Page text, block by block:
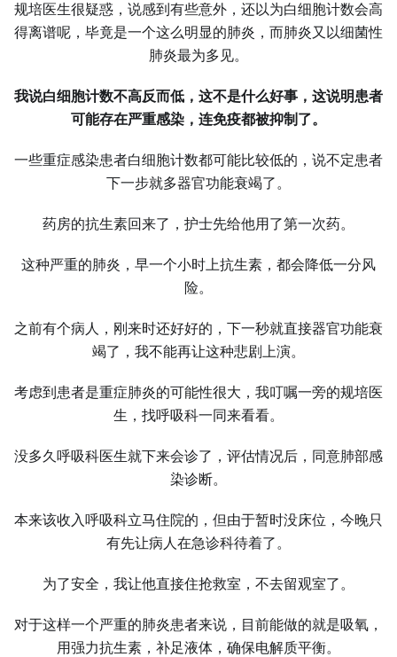
规培医生很疑惑，说感到有些意外，还以为白细胞计数会高
得离谱呢，毕竟是一个这么明显的肺炎，而肺炎又以细菌性
肺炎最为多见。
我说白细胞计数不高反而低，这不是什么好事，这说明患者
可能存在严重感染，连免疫都被抑制了。
一些重症感染患者白细胞计数都可能比较低的，说不定患者
下一步就多器官功能衰竭了。
药房的抗生素回来了，护士先给他用了第一次药。
这种严重的肺炎，早一个小时上抗生素，都会降低一分风
险。
之前有个病人，刚来时还好好的，下一秒就直接器官功能衰
竭了，我不能再让这种悲剧上演。
考虑到患者是重症肺炎的可能性很大，我叮嘱一旁的规培医
生，找呼吸科一同来看看。
没多久呼吸科医生就下来会诊了，评估情况后，同意肺部感
染诊断。
本来该收入呼吸科立马住院的，但由于暂时没床位，今晚只
有先让病人在急诊科待着了。
为了安全，我让他直接住抢救室，不去留观室了。
对于这样一个严重的肺炎患者来说，目前能做的就是吸氧，
用强力抗生素，补足液体，确保电解质平衡。